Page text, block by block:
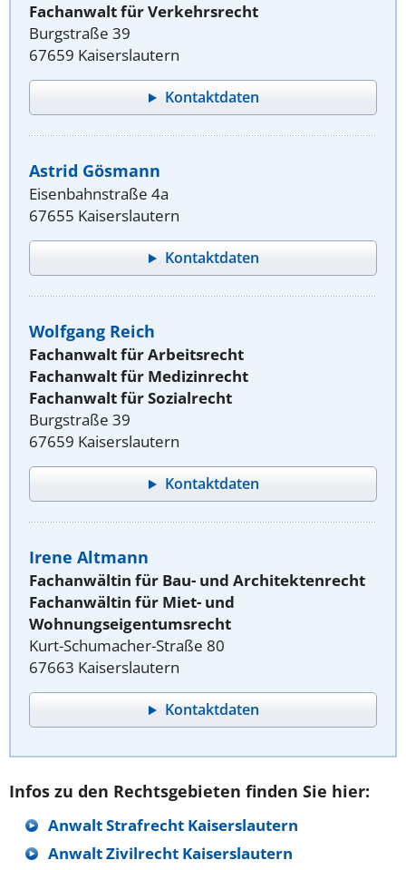
Fachanwalt für Verkehrsrecht
Burgstraße 39
67659 Kaiserslautern
Kontaktdaten
Astrid Gösmann
Eisenbahnstraße 4a
67655 Kaiserslautern
Kontaktdaten
Wolfgang Reich
Fachanwalt für Arbeitsrecht
Fachanwalt für Medizinrecht
Fachanwalt für Sozialrecht
Burgstraße 39
67659 Kaiserslautern
Kontaktdaten
Irene Altmann
Fachanwältin für Bau- und Architektenrecht
Fachanwältin für Miet- und
Wohnungseigentumsrecht
Kurt-Schumacher-Straße 80
67663 Kaiserslautern
Kontaktdaten
Infos zu den Rechtsgebieten finden Sie hier:
Anwalt Strafrecht Kaiserslautern
Anwalt Zivilrecht Kaiserslautern